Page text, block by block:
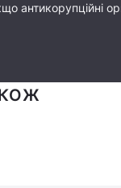
антикорупційні